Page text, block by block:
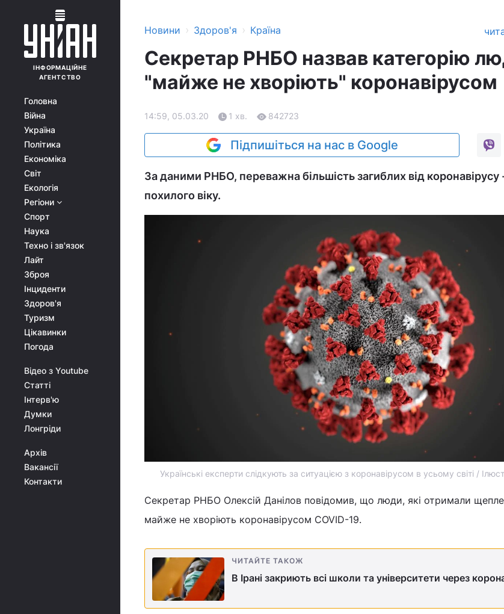
ІНФОРМАЦІЙНЕ
АГЕНТСТВО
Головна
Війна
Україна
Політика
Економіка
Світ
Екологія
Регіони
Спорт
Наука
Техно і зв'язок
Лайт
Зброя
Інциденти
Здоров'я
Туризм
Цікавинки
Погода
Відео з Youtube
Статті
Інтерв'ю
Думки
Лонгріди
Архів
Вакансії
Контакти
Новини › Здоров'я › Країна
Секретар РНБО назвав категорію
"майже не хворіють" коронавірусом
14:59, 05.03.20 1 хв. 842723
Підпишіться на нас в Google
За даними РНБО, переважна більшість загиблих від
похилого віку.
Українські експерти слідкують за ситуацією з коронавірусом в усьому світі /
Секретар РНБО Олексій Данілов повідомив, що люди, які отримали
майже не хворіють коронавірусом COVID-19.
ЧИТАЙТЕ ТАКОЖ
В Ірані закриють всі школи та університети через